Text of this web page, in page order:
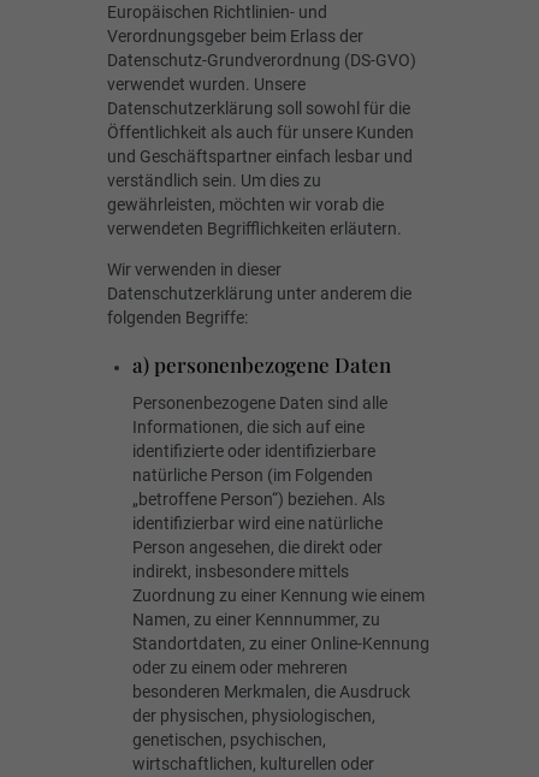
Europäischen Richtlinien- und
Verordnungsgeber beim Erlass der
Datenschutz-Grundverordnung (DS-GVO)
verwendet wurden. Unsere
Datenschutzerklärung soll sowohl für die
Öffentlichkeit als auch für unsere Kunden
und Geschäftspartner einfach lesbar und
verständlich sein. Um dies zu
gewährleisten, möchten wir vorab die
verwendeten Begrifflichkeiten erläutern.
Wir verwenden in dieser
Datenschutzerklärung unter anderem die
folgenden Begriffe:
a) personenbezogene Daten
Personenbezogene Daten sind alle
Informationen, die sich auf eine
identifizierte oder identifizierbare
natürliche Person (im Folgenden
„betroffene Person“) beziehen. Als
identifizierbar wird eine natürliche
Person angesehen, die direkt oder
indirekt, insbesondere mittels
Zuordnung zu einer Kennung wie einem
Namen, zu einer Kennnummer, zu
Standortdaten, zu einer Online-Kennung
oder zu einem oder mehreren
besonderen Merkmalen, die Ausdruck
der physischen, physiologischen,
genetischen, psychischen,
wirtschaftlichen, kulturellen oder